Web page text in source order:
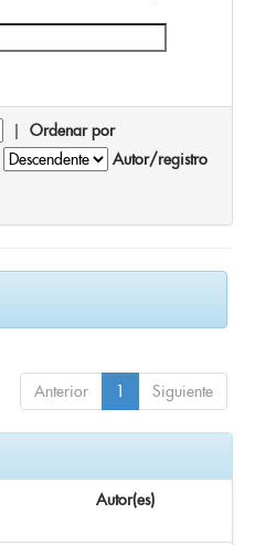
| Ordenar por
Autor/registro
Anterior 1 Siguiente
Autor(es)